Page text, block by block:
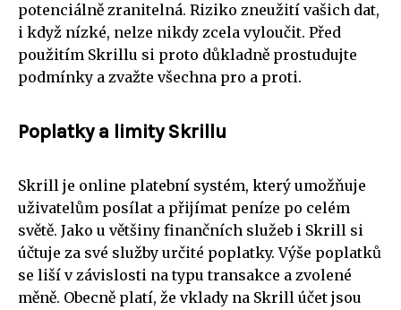
potenciálně zranitelná. Riziko zneužití vašich dat,
i když nízké, nelze nikdy zcela vyloučit. Před
použitím Skrillu si proto důkladně prostudujte
podmínky a zvažte všechna pro a proti.
Poplatky a limity Skrillu
Skrill je online platební systém, který umožňuje
uživatelům posílat a přijímat peníze po celém
světě. Jako u většiny finančních služeb i Skrill si
účtuje za své služby určité poplatky. Výše poplatků
se liší v závislosti na typu transakce a zvolené
měně. Obecně platí, že vklady na Skrill účet jsou